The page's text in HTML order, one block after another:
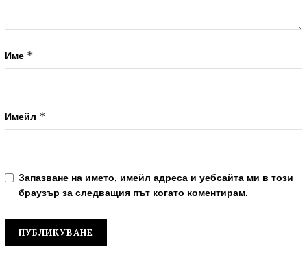
Име *
Имейл *
Запазване на името, имейл адреса и уебсайта ми в този
браузър за следващия път когато коментирам.